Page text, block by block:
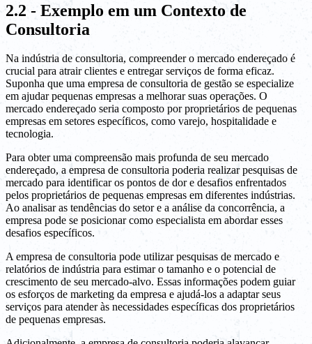
2.2 - Exemplo em um Contexto de
Consultoria
Na indústria de consultoria, compreender o mercado endereçado é
crucial para atrair clientes e entregar serviços de forma eficaz.
Suponha que uma empresa de consultoria de gestão se especialize
em ajudar pequenas empresas a melhorar suas operações. O
mercado endereçado seria composto por proprietários de pequenas
empresas em setores específicos, como varejo, hospitalidade e
tecnologia.
Para obter uma compreensão mais profunda de seu mercado
endereçado, a empresa de consultoria poderia realizar pesquisas de
mercado para identificar os pontos de dor e desafios enfrentados
pelos proprietários de pequenas empresas em diferentes indústrias.
Ao analisar as tendências do setor e a análise da concorrência, a
empresa pode se posicionar como especialista em abordar esses
desafios específicos.
A empresa de consultoria pode utilizar pesquisas de mercado e
relatórios de indústria para estimar o tamanho e o potencial de
crescimento de seu mercado-alvo. Essas informações podem guiar
os esforços de marketing da empresa e ajudá-los a adaptar seus
serviços para atender às necessidades específicas dos proprietários
de pequenas empresas.